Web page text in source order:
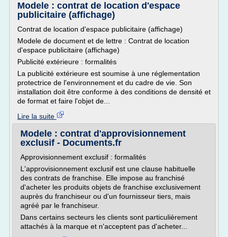
Modele : contrat de location d'espace
publicitaire (affichage)
Contrat de location d'espace publicitaire (affichage)
Modele de document et de lettre : Contrat de location
d'espace publicitaire (affichage)
Publicité extérieure : formalités
La publicité extérieure est soumise à une réglementation
protectrice de l'environnement et du cadre de vie. Son
installation doit être conforme à des conditions de densité et
de format et faire l'objet de...
Lire la suite
Modele : contrat d'approvisionnement
exclusif - Documents.fr
Approvisionnement exclusif : formalités
L'approvisionnement exclusif est une clause habituelle
des contrats de franchise. Elle impose au franchisé
d'acheter les produits objets de franchise exclusivement
auprès du franchiseur ou d'un fournisseur tiers, mais
agréé par le franchiseur.
Dans certains secteurs les clients sont particulièrement
attachés à la marque et n'acceptent pas d'acheter...